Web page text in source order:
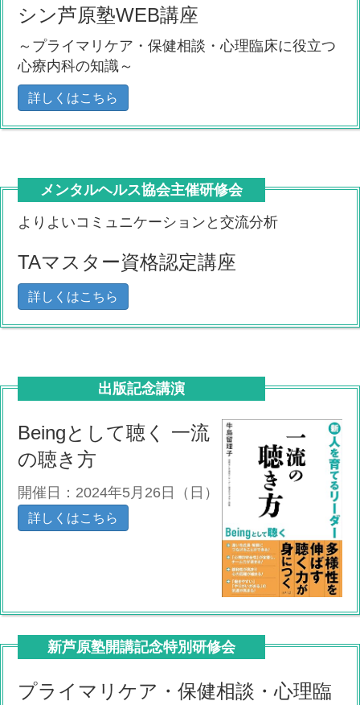
シン芦原塾WEB講座
～プライマリケア・保健相談・心理臨床に役立つ
心療内科の知識～
詳しくはこちら
メンタルヘルス協会主催研修会
よりよいコミュニケーションと交流分析
TAマスター資格認定講座
詳しくはこちら
出版記念講演
Beingとして聴く 一流
の聴き方
開催日：2024年5月26日（日）
詳しくはこちら
新芦原塾開講記念特別研修会
プライマリケア・保健相談・心理臨